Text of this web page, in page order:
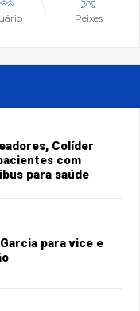
Peixes
Colíder
com
para saúde
para vice e